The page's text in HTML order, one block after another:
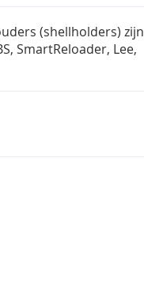
(shellholders) zijn
SmartReloader, Lee,